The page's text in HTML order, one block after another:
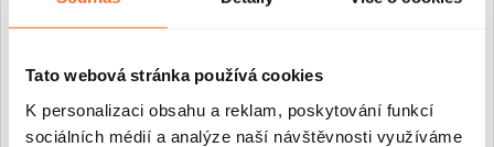
Tato webová stránka používá cookies
K personalizaci obsahu a reklam, poskytování funkcí
sociálních médií a analýze naší návštěvnosti využíváme
Skladem
DO KOŠÍKU DO KOŠÍKU